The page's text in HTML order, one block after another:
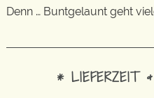
Denn … Buntgelaunt geht
* LIEFERZEIT &